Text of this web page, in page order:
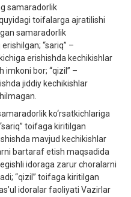
samaradorlik
toifalarga ajratilishi
samaradorlik
erishilgan; “sariq” –
erishishda kechikishlar
bor; “qizil” –
jiddiy kechikishlar
ko‘rsatkichlariga
toifaga kiritilgan
mavjud kechikishlar
bartaraf etish maqsadida
idoraga zarur choralarni
“qizil” toifaga kiritilgan
idoralar faoliyati Vazirlar